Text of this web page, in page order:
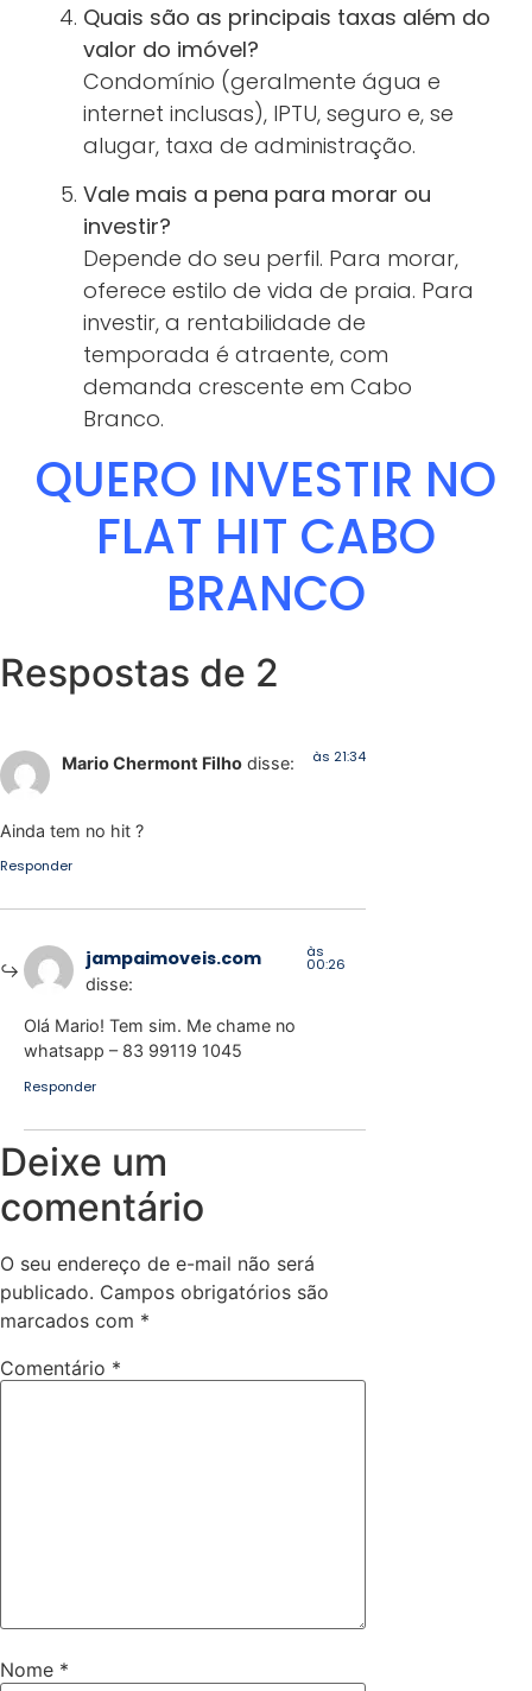
Quais são as principais taxas além do
valor do imóvel?
Condomínio (geralmente água e
internet inclusas), IPTU, seguro e, se
alugar, taxa de administração.
Vale mais a pena para morar ou
investir?
Depende do seu perfil. Para morar,
oferece estilo de vida de praia. Para
investir, a rentabilidade de
temporada é atraente, com
demanda crescente em Cabo
Branco.
QUERO INVESTIR NO
FLAT HIT CABO
BRANCO
Respostas de 2
Mario Chermont Filho disse: às 21:34
Ainda tem no hit ?
Responder
jampaimoveis.com
disse:
às
00:26
Olá Mario! Tem sim. Me chame no
whatsapp – 83 99119 1045
Responder
Deixe um
comentário
O seu endereço de e-mail não será
publicado. Campos obrigatórios são
marcados com *
Comentário *
Nome *